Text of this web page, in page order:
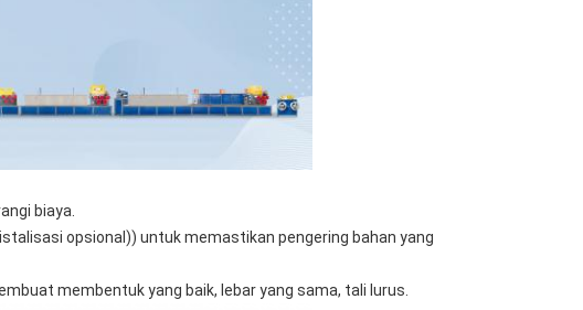
biaya.
opsional)) untuk memastikan pengering bahan yang
membentuk yang baik, lebar yang sama, tali lurus.